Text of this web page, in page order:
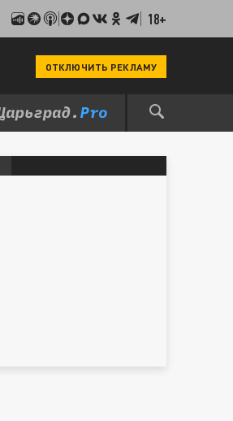
18+
ОТКЛЮЧИТЬ РЕКЛАМУ